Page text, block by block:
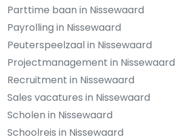
Parttime baan in Nissewaard
Payrolling in Nissewaard
Peuterspeelzaal in Nissewaard
Projectmanagement in Nissewaard
Recruitment in Nissewaard
Sales vacatures in Nissewaard
Scholen in Nissewaard
Schoolreis in Nissewaard